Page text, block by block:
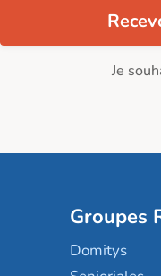
Je
Groupes
Domitys